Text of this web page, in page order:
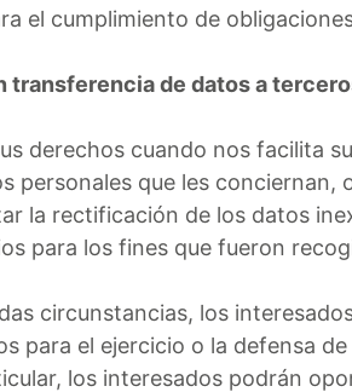
el cumplimiento de
transferencia de datos a
derechos cuando nos facilita
personales que les conciernan,
la rectificación de los datos
para los fines que fueron
circunstancias, los
para el ejercicio o la defensa
los interesados podrán